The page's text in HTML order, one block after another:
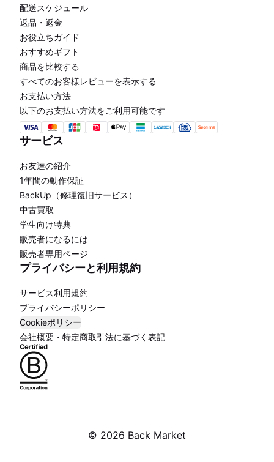
配送スケジュール
返品・返金
お役立ちガイド
おすすめギフト
商品を比較する
すべてのお客様レビューを表示する
お支払い方法
以下のお支払い方法をご利用可能です
サービス
お友達の紹介
1年間の動作保証
BackUp（修理復旧サービス）
中古買取
学生向け特典
販売者になるには
販売者専用ページ
プライバシーと利用規約
サービス利用規約
プライバシーポリシー
Cookieポリシー
会社概要・特定商取引法に基づく表記
© 2026 Back Market